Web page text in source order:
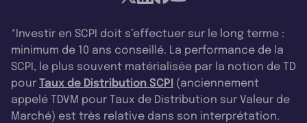
*Investir en SCPI doit s’effectuer sur le long terme :
minimum de 10 ans conseillé. La performance de la
SCPI, le plus souvent matérialisée par la notion de TD
pour Taux de Distribution SCPI (anciennement
appelé TDVM pour Taux de Distribution sur Valeur de
Marché) est très relative dans son interprétation.